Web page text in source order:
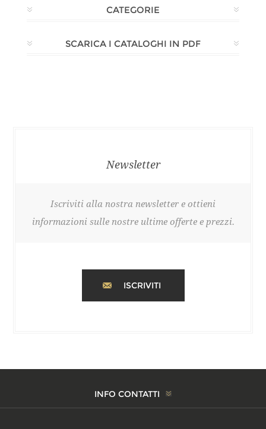
CATEGORIE
SCARICA I CATALOGHI IN PDF
Newsletter
Iscriviti alla nostra newsletter e ottieni
informazioni sulle nostre ultime offerte e prezzi.
ISCRIVITI
INFO CONTATTI